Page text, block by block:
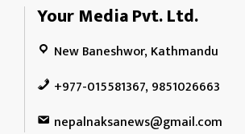
Your Media Pvt. Ltd.
New Baneshwor, Kathmandu
+977-015581367, 9851026663
nepalnaksanews@gmail.com